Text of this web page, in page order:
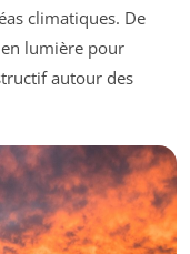
climatiques. De
lumière pour
autour des